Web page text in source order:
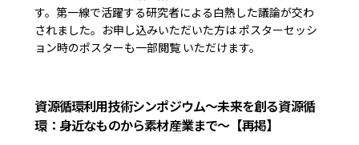
す。第一線で活躍する研究者による白熱した議論が交わ
されました。お申し込みいただいた方は ポスターセッシ
ョン時のポスターも一部閲覧 いただけます。
資源循環利用技術シンポジウム～未来を創る資源循
環：身近なものから素材産業まで～【再掲】